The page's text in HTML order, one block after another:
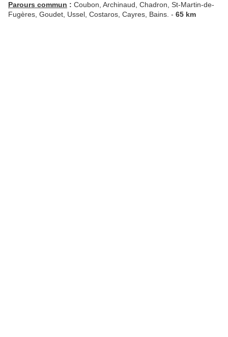
Parours commun : Coubon, Archinaud, Chadron, St-Martin-de-
Fugères, Goudet, Ussel, Costaros, Cayres, Bains. - 65 km